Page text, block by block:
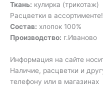
Ткань: кулирка (трикотаж)
Расцветки в ассортименте!
Состав: хлопок 100%
Производство: г.Иваново
Информация на сайте
Наличие, расцветки и
телефону или в магазинах